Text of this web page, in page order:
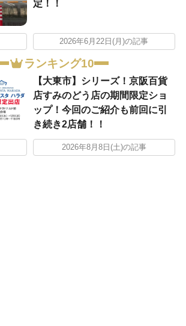
定！！
2026年6月22日(月)の記事
ランキング10
【大東市】シリーズ！京阪百貨
店すみのどう店の期間限定ショ
ップ！今回のご紹介も前回に引
き続き2店舗！！
2026年8月8日(土)の記事